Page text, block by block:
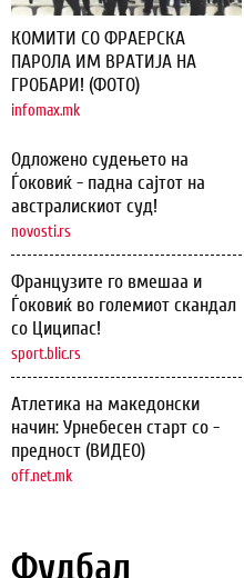
КОМИТИ СО ФРАЕРСКА
ПАРОЛА ИМ ВРАТИЈА НА
ГРОБАРИ! (ФОТО)
infomax.mk
Одложено судењето на
Ѓоковиќ - падна сајтот на
австралискиот суд!
novosti.rs
Французите го вмешаа и
Ѓоковиќ во големиот скандал
со Циципас!
sport.blic.rs
Атлетика на македонски
начин: Урнебесен старт со -
предност (ВИДЕО)
off.net.mk
Фудбал